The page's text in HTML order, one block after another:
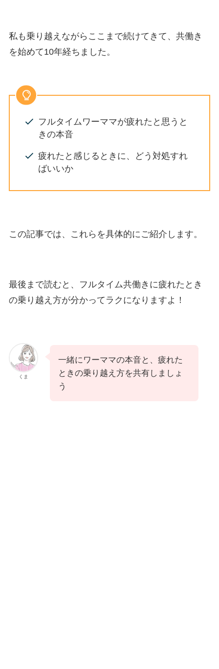
私も乗り越えながらここまで続けてきて、共働き
を始めて10年経ちました。
フルタイムワーママが疲れたと思うと
きの本音
疲れたと感じるときに、どう対処すれ
ばいいか
この記事では、これらを具体的にご紹介します。
最後まで読むと、フルタイム共働きに疲れたとき
の乗り越え方が分かってラクになりますよ！
くま
一緒にワーママの本音と、疲れた
ときの乗り越え方を共有しましょ
う